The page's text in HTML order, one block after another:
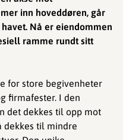
inn hoveddøren, går
Nå er eiendommen
ramme rundt sitt
for store begivenheter
firmafester. I den
det dekkes til opp mot
dekkes til mindre